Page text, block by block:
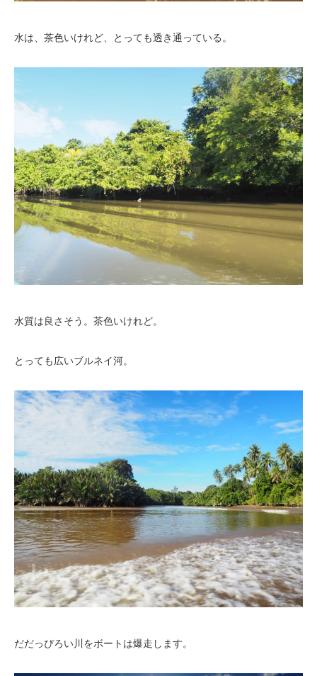
水は、茶色いけれど、とっても透き通っている。
水質は良さそう。茶色いけれど。
とっても広いブルネイ河。
だだっぴろい川をボートは爆走します。